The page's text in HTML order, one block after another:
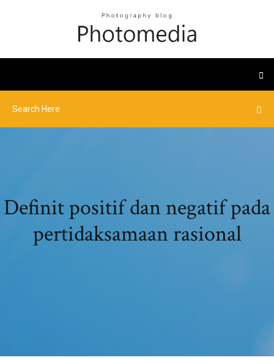
Definit positif dan negatif pada
pertidaksamaan rasional